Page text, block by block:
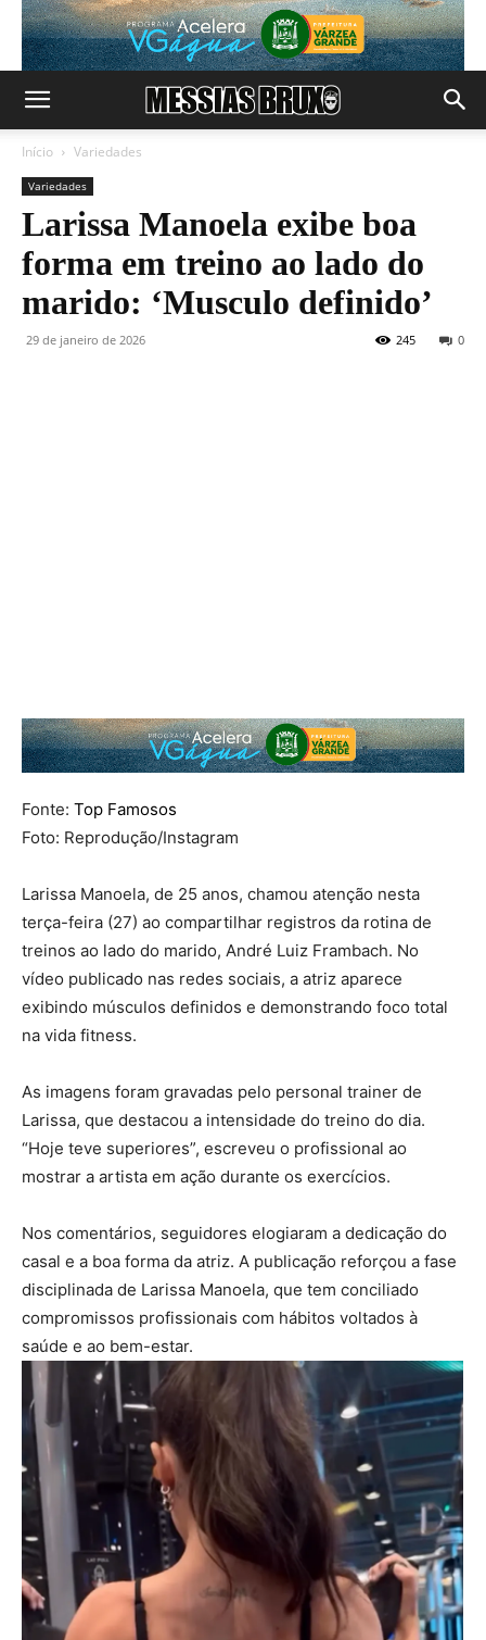
Início Variedades
Variedades
Larissa Manoela exibe boa
forma em treino ao lado do
marido: ‘Musculo definido’
29 de janeiro de 2026 0
245
Fonte: Top Famosos
Foto: Reprodução/Instagram
Larissa Manoela, de 25 anos, chamou atenção nesta
terça-feira (27) ao compartilhar registros da rotina de
treinos ao lado do marido, André Luiz Frambach. No
vídeo publicado nas redes sociais, a atriz aparece
exibindo músculos definidos e demonstrando foco total
na vida fitness.
As imagens foram gravadas pelo personal trainer de
Larissa, que destacou a intensidade do treino do dia.
“Hoje teve superiores”, escreveu o profissional ao
mostrar a artista em ação durante os exercícios.
Nos comentários, seguidores elogiaram a dedicação do
casal e a boa forma da atriz. A publicação reforçou a fase
disciplinada de Larissa Manoela, que tem conciliado
compromissos profissionais com hábitos voltados à
saúde e ao bem-estar.